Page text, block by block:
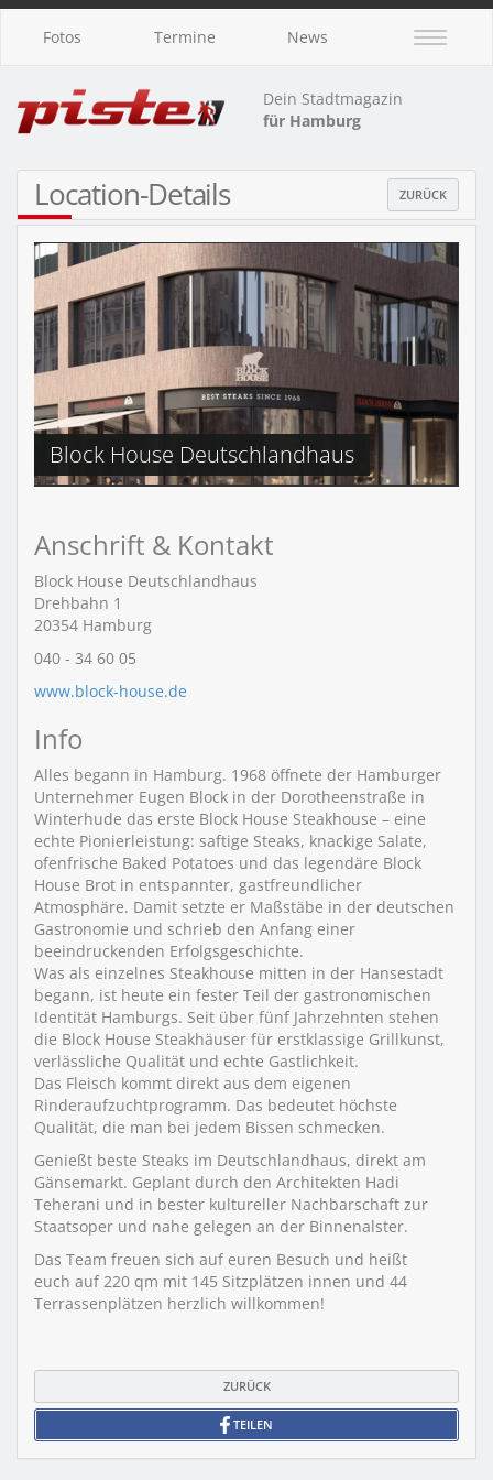
Fotos Termine News
Dein Stadtmagazin
für Hamburg
Location-Details ZURÜCK
Block House Deutschlandhaus
Anschrift & Kontakt
Block House Deutschlandhaus
Drehbahn 1
20354 Hamburg
040 - 34 60 05
www.block-house.de
Info
Alles begann in Hamburg. 1968 öffnete der Hamburger
Unternehmer Eugen Block in der Dorotheenstraße in
Winterhude das erste Block House Steakhouse – eine
echte Pionierleistung: saftige Steaks, knackige Salate,
ofenfrische Baked Potatoes und das legendäre Block
House Brot in entspannter, gastfreundlicher
Atmosphäre. Damit setzte er Maßstäbe in der deutschen
Gastronomie und schrieb den Anfang einer
beeindruckenden Erfolgsgeschichte.
Was als einzelnes Steakhouse mitten in der Hansestadt
begann, ist heute ein fester Teil der gastronomischen
Identität Hamburgs. Seit über fünf Jahrzehnten stehen
die Block House Steakhäuser für erstklassige Grillkunst,
verlässliche Qualität und echte Gastlichkeit.
Das Fleisch kommt direkt aus dem eigenen
Rinderaufzucht­programm. Das bedeutet höchste
Qualität, die man bei jedem Bissen schmecken.
Genießt beste Steaks im Deutschlandhaus, direkt am
Gänsemarkt. Geplant durch den Architekten Hadi
Teherani und in bester kultureller Nachbarschaft zur
Staatsoper und nahe gelegen an der Binnenalster.
Das Team freuen sich auf euren Besuch und heißt
euch auf 220 qm mit 145 Sitzplätzen innen und 44
Terrassenplätzen herzlich willkommen!
ZURÜCK
TEILEN